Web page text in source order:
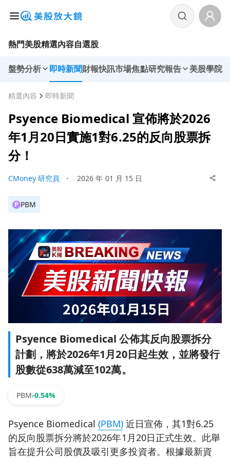
熱門美股精選內容自選股
盤勢分析 即時新聞財報快訊市場焦點研究報告 美股學院
精選內容 即時新聞
Psyence Biomedical 宣佈將於2026
年1月20日實施1對6.25的反向股票拆
分！
CMoney 研究員 ・ 2026 年 01 月 15 日
P PBM
Psyence Biomedical 公佈其反向股票拆分
計劃，將於2026年1月20日起生效，並將發行
股數從638萬減至102萬。
PBM-0.54%
Psyence Biomedical (PBM)近日宣佈，其1對6.25
的反向股票拆分將於2026年1月20日正式生效。此舉
旨在提升公司股價及吸引更多投資者。根據最新資